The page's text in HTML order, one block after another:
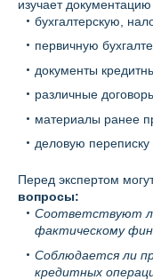
изучает
бухгалтерскую,
первичную
документы
различные
материалы ранее
деловую переписку
Перед экспертом
вопросы:
Соответствуют
фактическому
Соблюдается ли
кредитных